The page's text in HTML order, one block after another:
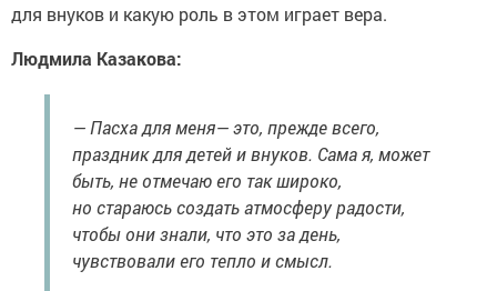
для внуков и какую роль в этом играет вера.
Людмила Казакова:
— Пасха для меня— это, прежде всего,
праздник для детей и внуков. Сама я, может
быть, не отмечаю его так широко,
но стараюсь создать атмосферу радости,
чтобы они знали, что это за день,
чувствовали его тепло и смысл.